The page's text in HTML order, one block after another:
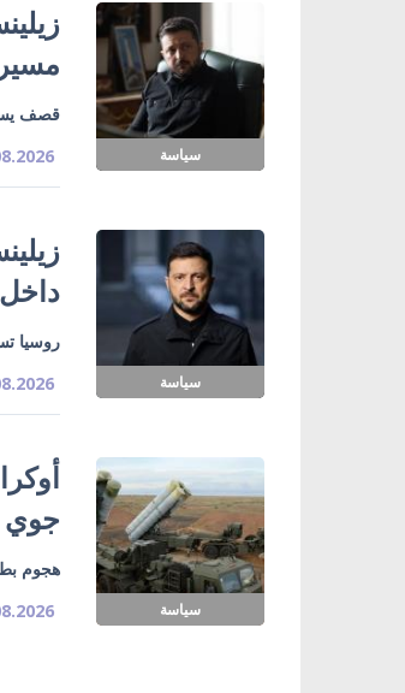
سياسة
قصف
سياسة
روسيا
سياسة
جوي
هجوم